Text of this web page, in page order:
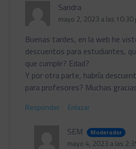
Sandra
mayo 2, 2023 a las 10:30
Buenas tardes, en la web he
descuentos para estudiantes,
que cumplir? Edad?
Y por otra parte, habría
para profesores? Muchas
Responder Enlazar
SEM Moderador
mayo 4, 2023 a las